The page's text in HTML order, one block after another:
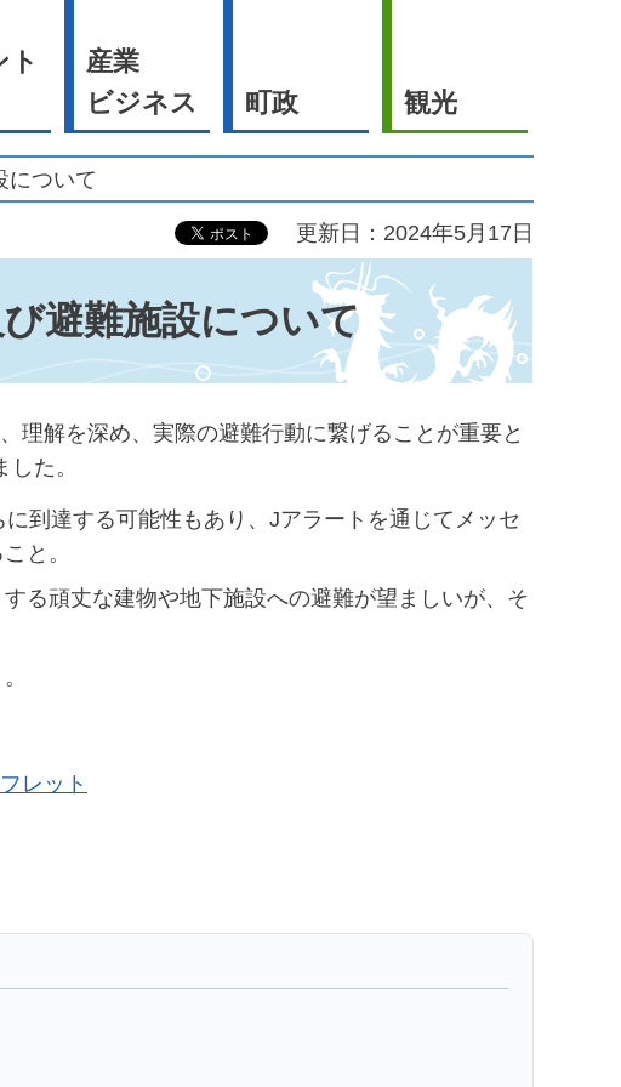
ト
産業
ビジネス
町政 観光
について
更新日：2024年5月17日
避難施設について
理解を深め、実際の避難行動に繋げることが重要と
た。
到達する可能性もあり、Jアラートを通じてメッセ
と。
る頑丈な建物や地下施設への避難が望ましいが、そ
レット